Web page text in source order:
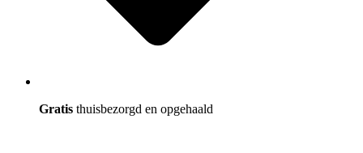
Gratis thuisbezorgd en opgehaald